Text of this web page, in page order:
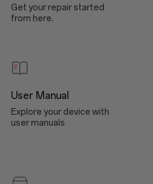
Get your repair started
from here.
User Manual
Explore your device with
user manuals